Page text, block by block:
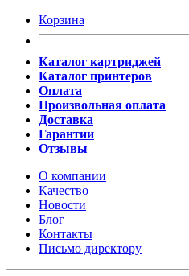
Корзина
Каталог картриджей
Каталог принтеров
Оплата
Произвольная оплата
Доставка
Гарантии
Отзывы
О компании
Качество
Новости
Блог
Контакты
Письмо директору